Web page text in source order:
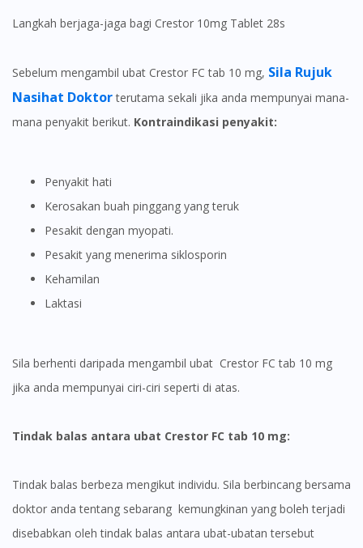
Langkah berjaga-jaga bagi Crestor 10mg Tablet 28s
Sebelum mengambil ubat Crestor FC tab 10 mg, Sila Rujuk
Nasihat Doktorterutama sekali jika anda mempunyai mana-
mana penyakit berikut. Kontraindikasi penyakit:
Penyakit hati
Kerosakan buah pinggang yang teruk
Pesakit dengan myopati.
Pesakit yang menerima siklosporin
Kehamilan
Laktasi
Sila berhenti daripada mengambil ubat Crestor FC tab 10 mg
jika anda mempunyai ciri-ciri seperti di atas.
Tindak balas antara ubat Crestor FC tab 10 mg:
Tindak balas berbeza mengikut individu. Sila berbincang bersama
doktor anda tentang sebarang kemungkinan yang boleh terjadi
disebabkan oleh tindak balas antara ubat-ubatan tersebut